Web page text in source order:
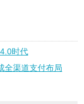
时代
全渠道支付布局